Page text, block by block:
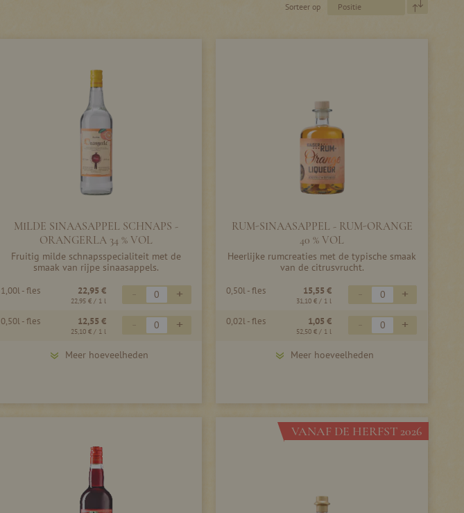
Sorteer op
MILDE SINAASAPPEL SCHNAPS -
ORANGERLA 34 % VOL
Fruitig milde schnapsspecialiteit met de
smaak van rijpe sinaasappels.
1,00l - fles 22,95 €
22,95 €/ 1 l - +
0,50l - fles 12,55 €
25,10 €/ 1 l - +
Meer hoeveelheden
RUM-SINAASAPPEL - RUM-ORANGE
40 % VOL
Heerlijke rumcreaties met de typische smaak
van de citrusvrucht.
0,50l - fles 15,55 €
31,10 € / 1 l - +
0,02l - fles 1,05 €
52,50 € / 1 l - +
Meer hoeveelheden
VANAF DE HERFST 2026